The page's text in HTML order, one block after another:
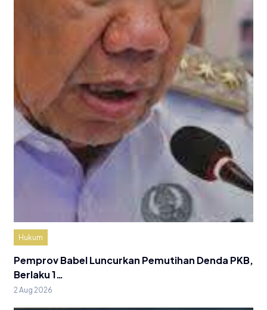
Hukum
Pemprov Babel Luncurkan Pemutihan Denda PKB,
Berlaku 1…
2 Aug 2026